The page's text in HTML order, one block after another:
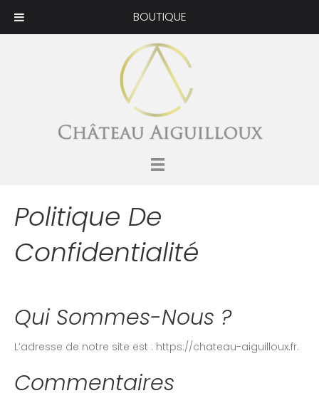
BOUTIQUE
Politique De
Confidentialité
Qui Sommes-Nous ?
L’adresse de notre site est : https://chateau-aiguilloux.fr.
Commentaires